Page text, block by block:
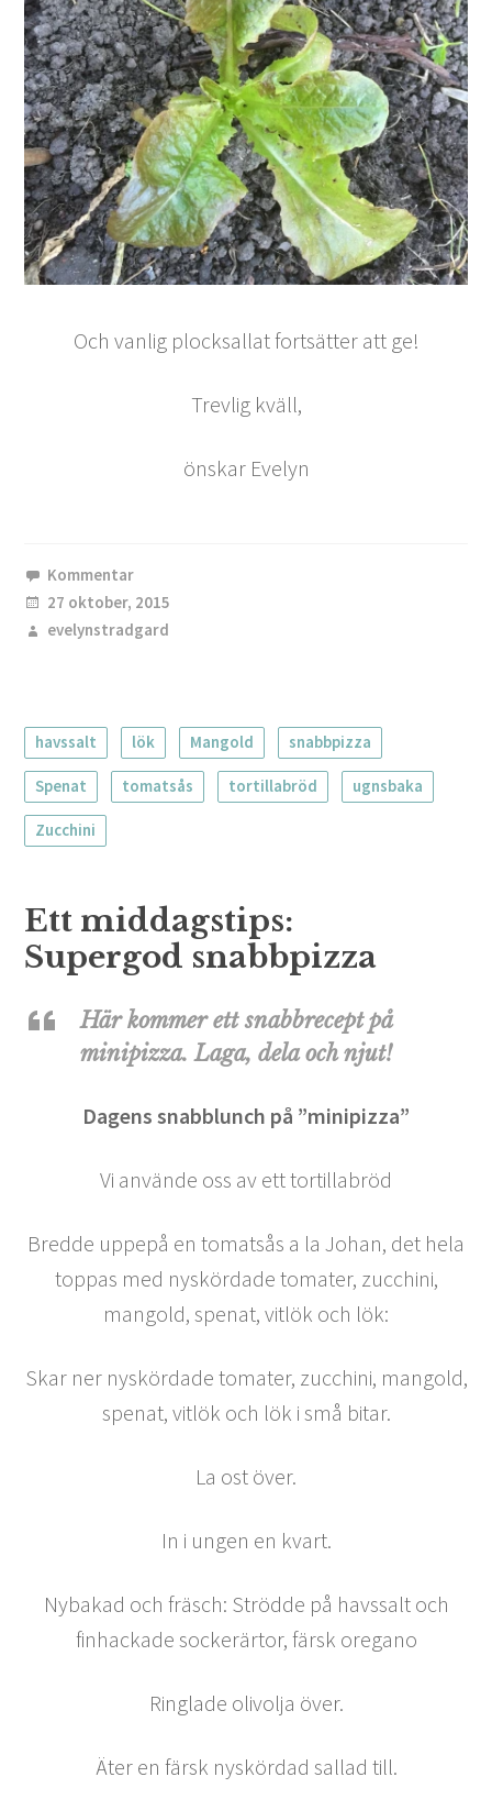
Och vanlig plocksallat fortsätter att ge!
Trevlig kväll,
önskar Evelyn
Kommentar
27 oktober, 2015
evelynstradgard
havssalt lök Mangold snabbpizza
Spenat tomatsås tortillabröd ugnsbaka
Zucchini
Ett middagstips:
Supergod snabbpizza
Här kommer ett snabbrecept på
minipizza. Laga, dela och njut!
Dagens snabblunch på ”minipizza”
Vi använde oss av ett tortillabröd
Bredde uppepå en tomatsås a la Johan, det hela
toppas med nyskördade tomater, zucchini,
mangold, spenat, vitlök och lök:
Skar ner nyskördade tomater, zucchini, mangold,
spenat, vitlök och lök i små bitar.
La ost över.
In i ungen en kvart.
Nybakad och fräsch: Strödde på havssalt och
finhackade sockerärtor, färsk oregano
Ringlade olivolja över.
Äter en färsk nyskördad sallad till.